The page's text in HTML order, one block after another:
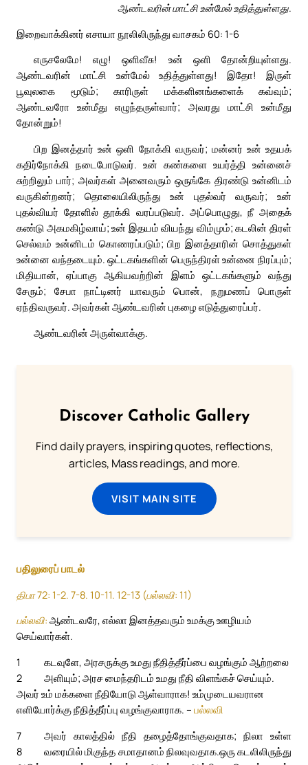
ஆண்டவரின் மாட்சி உன்மேல் உதித்துள்ளது.
இறைவாக்கினர் எசாயா நூலிலிருந்து வாசகம் 60: 1-6
எருசலேமே! எழு! ஒளிவீசு! உன் ஒளி தோன்றியுள்ளது.
ஆண்டவரின் மாட்சி உன்மேல் உதித்துள்ளது! இதோ! இருள்
பூவுலகை மூடும்; காரிருள் மக்களினங்களைக் கவ்வும்;
ஆண்டவரோ உன்மீது எழுந்தருள்வார்; அவரது மாட்சி உன்மீது
தோன்றும்!
பிற இனத்தார் உன் ஒளி நோக்கி வருவர்; மன்னர் உன் உதயக்
கதிர்நோக்கி நடைபோடுவர். உன் கண்களை உயர்த்தி உன்னைச்
சுற்றிலும் பார்; அவர்கள் அனைவரும் ஒருங்கே திரண்டு உன்னிடம்
வருகின்றனர்; தொலையிலிருந்து உன் புதல்வர் வருவர்; உன்
புதல்வியர் தோளில் தூக்கி வரப்படுவர். அப்பொழுது, நீ அதைக்
கண்டு அகமகிழ்வாய்; உன் இதயம் வியந்து விம்மும்; கடலின் திரள்
செல்வம் உன்னிடம் கொணரப்படும்; பிற இனத்தாரின் சொத்துகள்
உன்னை வந்தடையும். ஒட்டகங்களின் பெருந்திரள் உன்னை நிரப்பும்;
மிதியான், ஏப்பாகு ஆகியவற்றின் இளம் ஒட்டகங்களும் வந்து
சேரும்; சேபா நாட்டினர் யாவரும் பொன், நறுமணப் பொருள்
ஏந்திவருவர். அவர்கள் ஆண்டவரின் புகழை எடுத்துரைப்பர்.
ஆண்டவரின் அருள்வாக்கு.
Discover Catholic Gallery
Find daily prayers, inspiring quotes, reflections,
articles, Mass readings, and more.
VISIT MAIN SITE
பதிலுரைப் பாடல்
திபா 72: 1-2. 7-8. 10-11. 12-13 (பல்லவி: 11)
பல்லவி: ஆண்டவரே, எல்லா இனத்தவரும் உமக்கு ஊழியம்
செய்வார்கள்.
1
கடவுளே, அரசருக்கு உமது நீதித்தீர்ப்பை வழங்கும் ஆற்றலை
அளியும்; அரச மைந்தரிடம் உமது நீதி விளங்கச் செய்யும்.
2
அவர் உம் மக்களை நீதியோடு ஆள்வாராக! உம்முடையவரான
எளியோர்க்கு நீதித்தீர்ப்பு வழங்குவாராக. – பல்லவி
7
அவர் காலத்தில் நீதி தழைத்தோங்குவதாக; நிலா உள்ள
வரையில் மிகுந்த சமாதானம் நிலவுவதாக.
8
ஒரு கடலிலிருந்து